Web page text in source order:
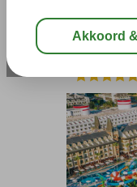
Home
Turkije